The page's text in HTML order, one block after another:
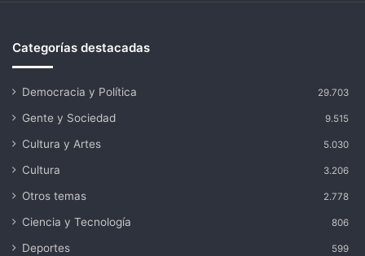
Categorías destacadas
Democracia y Política 29.703
Gente y Sociedad 9.515
Cultura y Artes 5.030
Cultura 3.206
Otros temas 2.778
Ciencia y Tecnología 806
Deportes 599